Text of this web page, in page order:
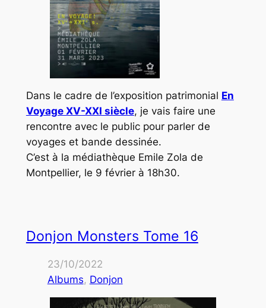
Dans le cadre de l’exposition patrimonial En
Voyage XV-XXI siècle, je vais faire une
rencontre avec le public pour parler de
voyages et bande dessinée.
C’est à la médiathèque Emile Zola de
Montpellier, le 9 février à 18h30.
Donjon Monsters Tome 16
23/10/2022
Albums, Donjon